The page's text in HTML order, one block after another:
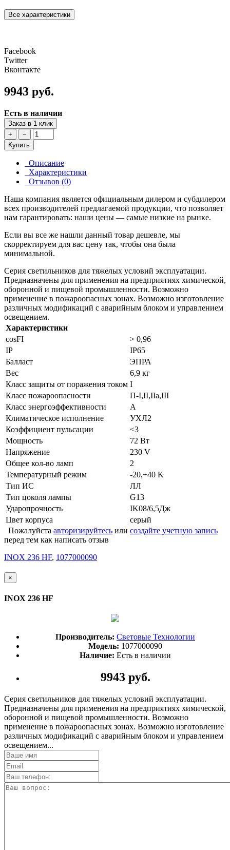
Все характеристики
Facebook
Twitter
Вконтакте
9943 руб.
Есть в наличии
Заказ в 1 клик
+
−
Купить
Описание
Характеристики
Отзывов (0)
Наша компания является официальным дилером и субдилером
всех производителей предлагаемой продукции, что позволяет
нам гарантировать: наши цены — самые низкие на рынке.
Если вы все же нашли данный товар дешевле, мы
скорректируем для вас цену так, чтобы она была
минимальной.
Серия светильников для тяжелых условий эксплуатации.
Предназначены для применения на предприятиях химической,
оборонной и пищевой промышленности. Возможно
применение в пожароопасных зонах. Возможно изготовление
различных модификаций с аварийным блоком и управлением
освещением.
Характеристики
cosFI
> 0,96
IP
IP65
Балласт
ЭПРА
Вес
6,9 кг
Класс защиты от поражения током I
Класс пожароопасности
П-I,II,IIa,ІІІ
Класс энергоэффективности
A
Климатическое исполнение
УХЛ2
Коэффициент пульсации
<3
Мощность
72 Вт
Напряжение
230 V
Общее кол-во ламп
2
Температурный режим
-20,+40 K
Тип ИС
ЛЛ
Тип цоколя лампы
G13
Ударопрочность
IK08/6,5Дж
Цвет корпуса
серый
Пожалуйста авторизируйтесь или создайте учетную запись
перед тем как написать отзыв
INOX 236 HF, 1077000090
×
INOX 236 HF
Производитель: Световые Технологии
Модель: 1077000090
Наличие: Есть в наличии
9943 руб.
Серия светильников для тяжелых условий эксплуатации.
Предназначены для применения на предприятиях химической,
оборонной и пищевой промышленности. Возможно
применение в пожароопасных зонах. Возможно изготовление
различных модификаций с аварийным блоком и управлением
освещением...